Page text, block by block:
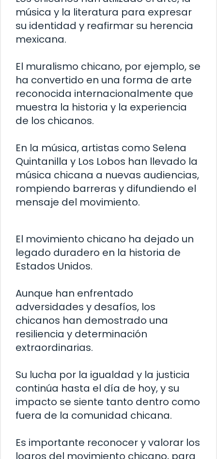
música y la literatura para expresar
su identidad y reafirmar su herencia
mexicana.
El muralismo chicano, por ejemplo, se
ha convertido en una forma de arte
reconocida internacionalmente que
muestra la historia y la experiencia
de los chicanos.
En la música, artistas como Selena
Quintanilla y Los Lobos han llevado la
música chicana a nuevas audiencias,
rompiendo barreras y difundiendo el
mensaje del movimiento.
El movimiento chicano ha dejado un
legado duradero en la historia de
Estados Unidos.
Aunque han enfrentado
adversidades y desafíos, los
chicanos han demostrado una
resiliencia y determinación
extraordinarias.
Su lucha por la igualdad y la justicia
continúa hasta el día de hoy, y su
impacto se siente tanto dentro como
fuera de la comunidad chicana.
Es importante reconocer y valorar los
logros del movimiento chicano, para